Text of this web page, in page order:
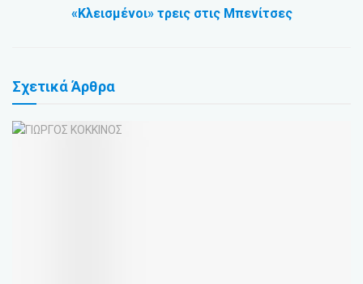
«Κλεισμένοι» τρεις στις Μπενίτσες
ΣχετικάΆρθρα